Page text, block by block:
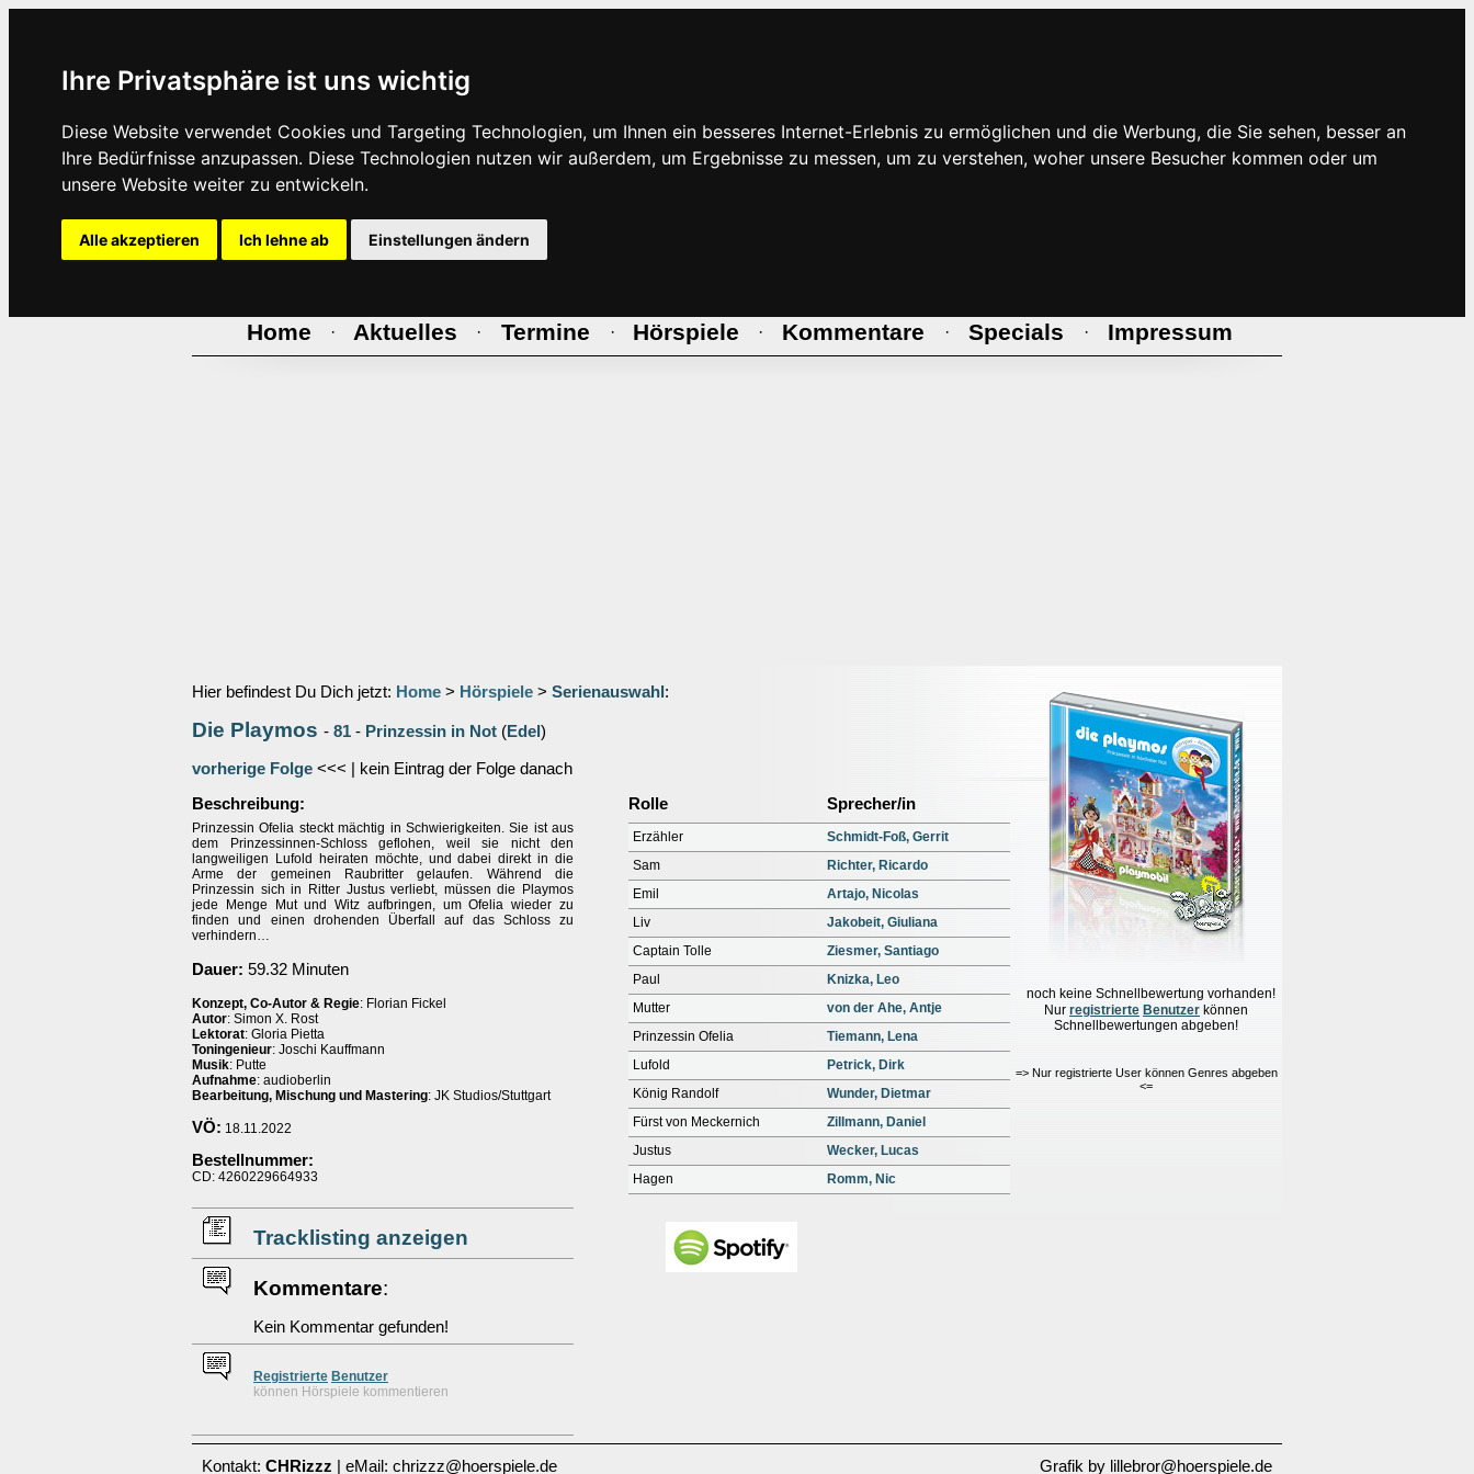
Ihre Privatsphäre ist uns wichtig
Diese Website verwendet Cookies und Targeting Technologien, um Ihnen ein besseres Internet-Erlebnis zu ermöglichen und die Werbung, die Sie sehen, besser an
Ihre Bedürfnisse anzupassen. Diese Technologien nutzen wir außerdem, um Ergebnisse zu messen, um zu verstehen, woher unsere Besucher kommen oder um
unsere Website weiter zu entwickeln.
Alle akzeptieren Ich lehne ab Einstellungen ändern
Home · Aktuelles · Termine · Hörspiele · Kommentare · Specials · Impressum
Hier befindest Du Dich jetzt: Home > Hörspiele > Serienauswahl :
Die Playmos - 81 - Prinzessin in Not (Edel )
vorherige Folge <<< | kein Eintrag der Folge danach
noch keine Schnellbewertung vorhanden!
Nur registrierte Benutzer können
Schnellbewertungen abgeben!
=> Nur registrierte User können Genres abgeben
<=
Beschreibung:
Prinzessin Ofelia steckt mächtig in Schwierigkeiten. Sie ist aus
dem Prinzessinnen-Schloss geflohen, weil sie nicht den
langweiligen Lufold heiraten möchte, und dabei direkt in die
Arme der gemeinen Raubritter gelaufen. Während die
Prinzessin sich in Ritter Justus verliebt, müssen die Playmos
jede Menge Mut und Witz aufbringen, um Ofelia wieder zu
finden und einen drohenden Überfall auf das Schloss zu
verhindern…
Dauer: 59.32 Minuten
Konzept, Co-Autor & Regie: Florian Fickel
Autor: Simon X. Rost
Lektorat: Gloria Pietta
Toningenieur: Joschi Kauffmann
Musik: Putte
Aufnahme: audioberlin
Bearbeitung, Mischung und Mastering: JK Studios/Stuttgart
VÖ: 18.11.2022
Bestellnummer:
CD: 4260229664933
Tracklisting anzeigen
Kommentare:
Kein Kommentar gefunden!
Registrierte Benutzer
können Hörspiele kommentieren
Rolle Sprecher/in
Erzähler
Schmidt-Foß, Gerrit
Sam
Richter, Ricardo
Emil
Artajo, Nicolas
Liv
Jakobeit, Giuliana
Captain Tolle
Ziesmer, Santiago
Paul
Knizka, Leo
Mutter
von der Ahe, Antje
Prinzessin Ofelia
Tiemann, Lena
Lufold
Petrick, Dirk
König Randolf
Wunder, Dietmar
Fürst von Meckernich
Zillmann, Daniel
Justus
Wecker, Lucas
Hagen
Romm, Nic
Kontakt: CHRizzz | eMail: chrizzz@hoerspiele.de Grafik by lillebror@hoerspiele.de